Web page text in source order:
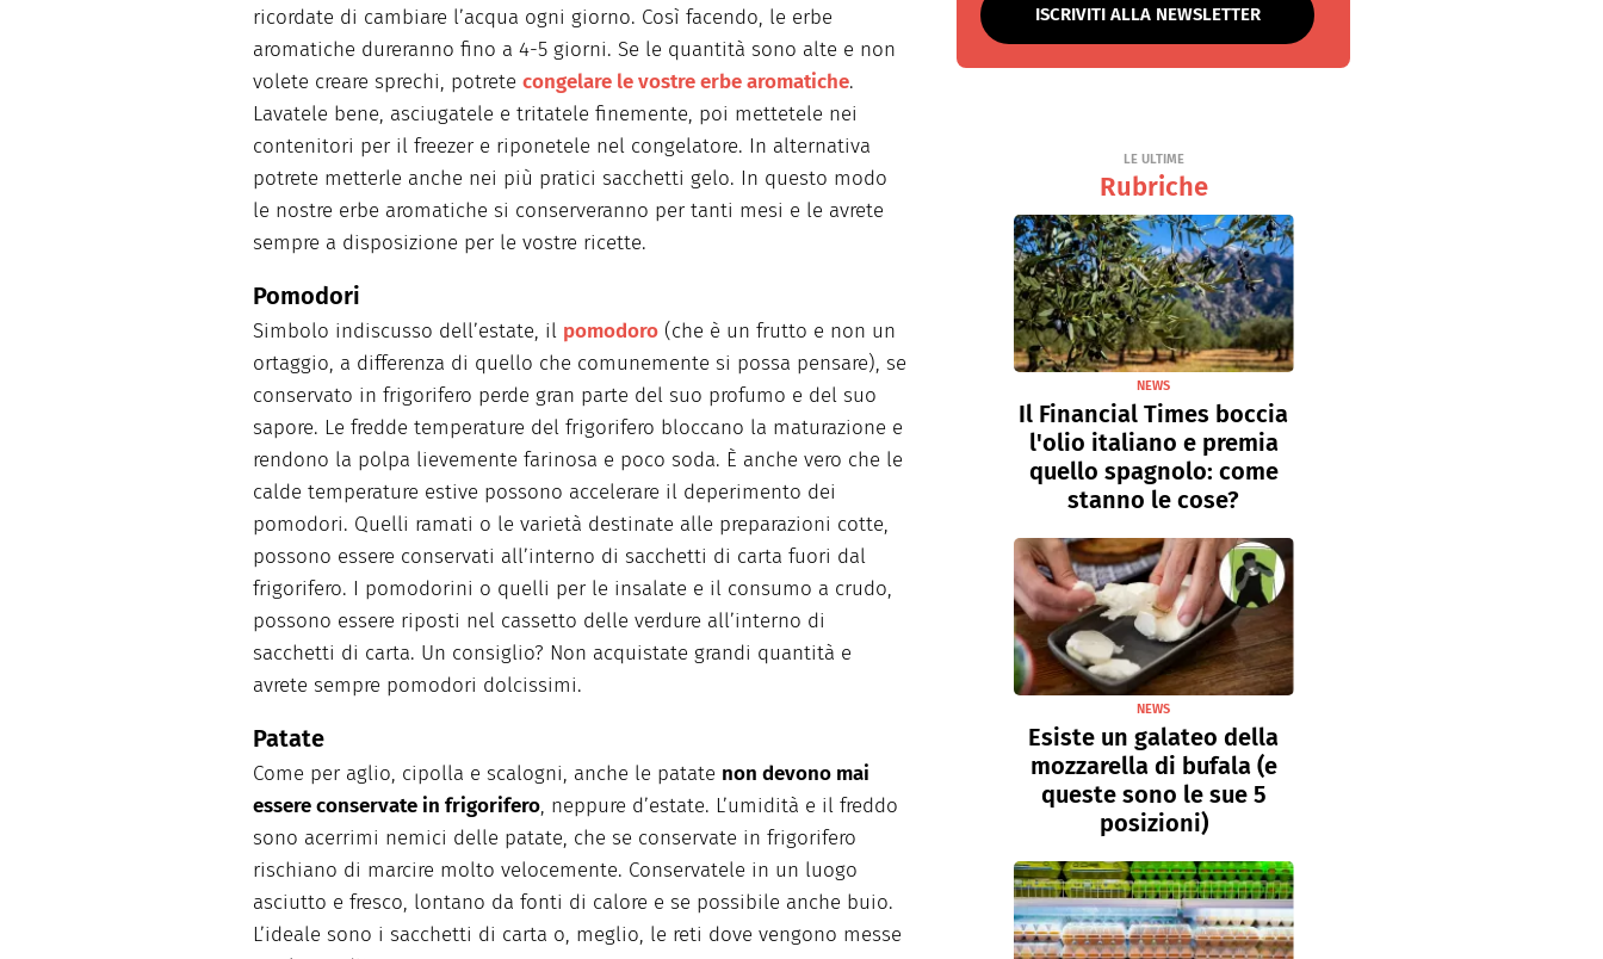
ricordate di cambiare l’acqua ogni giorno. Così facendo, le erbe
aromatiche dureranno fino a 4-5 giorni. Se le quantità sono alte e non
volete creare sprechi, potrete congelare le vostre erbe aromatiche.
Lavatele bene, asciugatele e tritatele finemente, poi mettetele nei
contenitori per il freezer e riponetele nel congelatore. In alternativa
potrete metterle anche nei più pratici sacchetti gelo. In questo modo
le nostre erbe aromatiche si conserveranno per tanti mesi e le avrete
sempre a disposizione per le vostre ricette.
Pomodori
Simbolo indiscusso dell’estate, il pomodoro (che è un frutto e non un
ortaggio, a differenza di quello che comunemente si possa pensare), se
conservato in frigorifero perde gran parte del suo profumo e del suo
sapore. Le fredde temperature del frigorifero bloccano la maturazione e
rendono la polpa lievemente farinosa e poco soda. È anche vero che le
calde temperature estive possono accelerare il deperimento dei
pomodori. Quelli ramati o le varietà destinate alle preparazioni cotte,
possono essere conservati all’interno di sacchetti di carta fuori dal
frigorifero. I pomodorini o quelli per le insalate e il consumo a crudo,
possono essere riposti nel cassetto delle verdure all’interno di
sacchetti di carta. Un consiglio? Non acquistate grandi quantità e
avrete sempre pomodori dolcissimi.
Patate
Come per aglio, cipolla e scalogni, anche le patate non devono mai
essere conservate in frigorifero, neppure d’estate. L’umidità e il freddo
sono acerrimi nemici delle patate, che se conservate in frigorifero
rischiano di marcire molto velocemente. Conservatele in un luogo
asciutto e fresco, lontano da fonti di calore e se possibile anche buio.
L’ideale sono i sacchetti di carta o, meglio, le reti dove vengono messe
ISCRIVITI ALLA NEWSLETTER
LE ULTIME
Rubriche
NEWS
Il Financial Times boccia
l'olio italiano e premia
quello spagnolo: come
stanno le cose?
NEWS
Esiste un galateo della
mozzarella di bufala (e
queste sono le sue 5
posizioni)